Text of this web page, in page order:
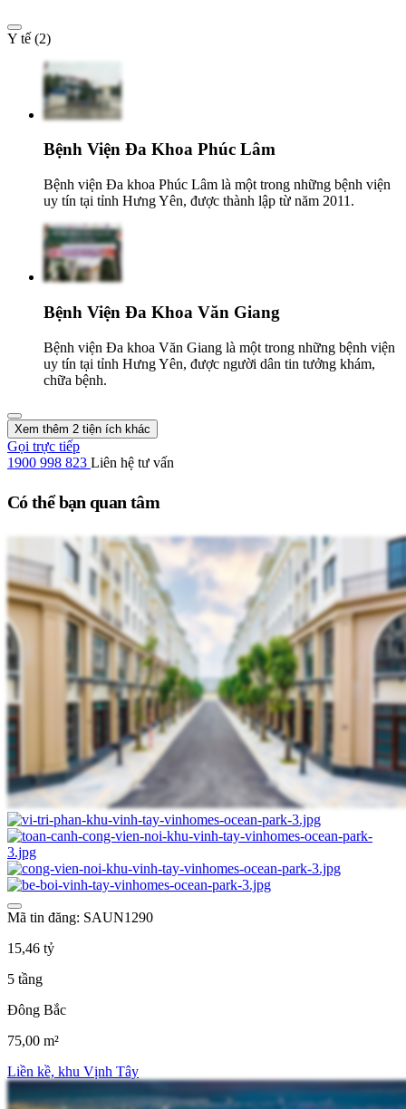
Y tế (2)
Bệnh Viện Đa Khoa Phúc Lâm
Bệnh viện Đa khoa Phúc Lâm là một trong những bệnh viện
uy tín tại tỉnh Hưng Yên, được thành lập từ năm 2011.
Bệnh Viện Đa Khoa Văn Giang
Bệnh viện Đa khoa Văn Giang là một trong những bệnh viện
uy tín tại tỉnh Hưng Yên, được người dân tin tưởng khám,
chữa bệnh.
Xem thêm 2 tiện ích khác
Gọi trực tiếp
1900 998 823 Liên hệ tư vấn
Có thể bạn quan tâm
Mã tin đăng: SAUN1290
15,46 tỷ
5 tầng
Đông Bắc
75,00 m²
Liền kề, khu Vịnh Tây